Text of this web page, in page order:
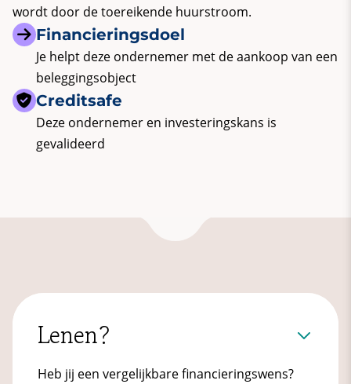
wordt door de toereikende huurstroom.
Financieringsdoel
Je helpt deze ondernemer met de aankoop van een
beleggingsobject
Creditsafe
Deze ondernemer en investeringskans is
gevalideerd
Lenen?
Heb jij een vergelijkbare financieringswens?